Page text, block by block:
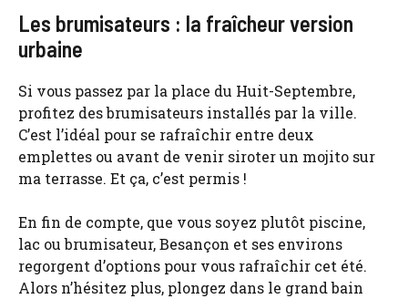
Les brumisateurs : la fraîcheur version
urbaine
Si vous passez par la place du Huit-Septembre,
profitez des brumisateurs installés par la ville.
C’est l’idéal pour se rafraîchir entre deux
emplettes ou avant de venir siroter un mojito sur
ma terrasse. Et ça, c’est permis !
En fin de compte, que vous soyez plutôt piscine,
lac ou brumisateur, Besançon et ses environs
regorgent d’options pour vous rafraîchir cet été.
Alors n’hésitez plus, plongez dans le grand bain